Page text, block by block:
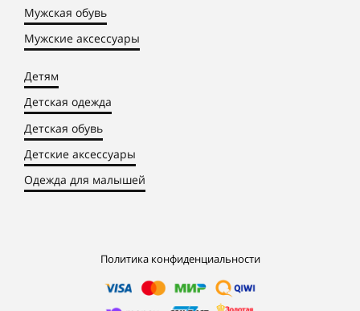
Мужская обувь
Мужские аксессуары
Детям
Детская одежда
Детская обувь
Детские аксессуары
Одежда для малышей
Политика конфиденциальности